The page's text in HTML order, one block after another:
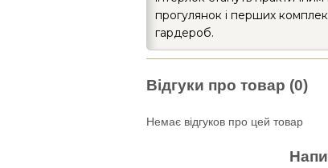
прогулянок і перших
гардероб.
Відгуки про товар (0)
Немає відгуков про цей товар